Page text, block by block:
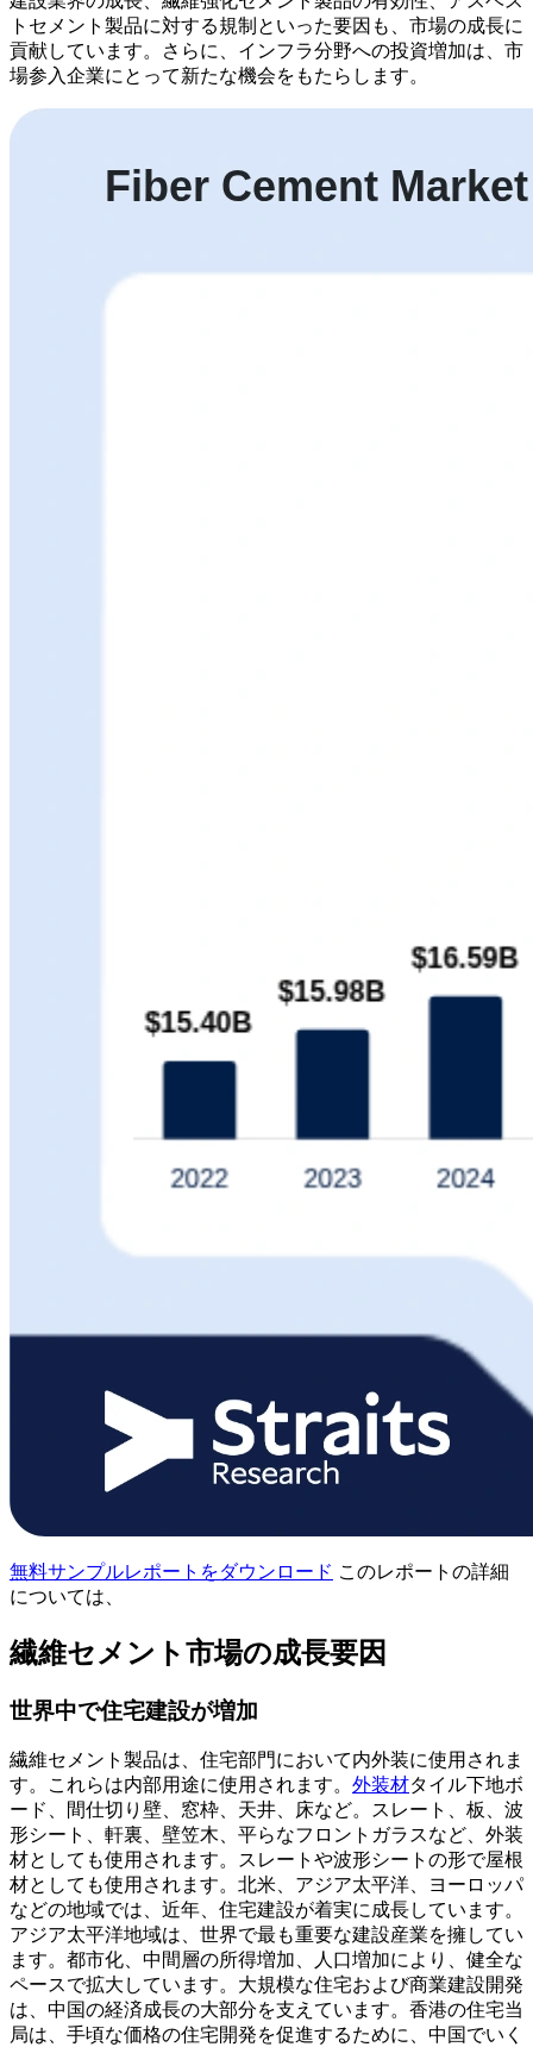
トセメント製品に対する規制といった要因も、市場の成長に
貢献しています。さらに、インフラ分野への投資増加は、市
場参入企業にとって新たな機会をもたらします。
無料サンプルレポートをダウンロード このレポートの詳細
については、
繊維セメント市場の成長要因
世界中で住宅建設が増加
繊維セメント製品は、住宅部門において内外装に使用されま
す。これらは内部用途に使用されます。 外装材タイル下地ボ
ード、間仕切り壁、窓枠、天井、床など。スレート、板、波
形シート、軒裏、壁笠木、平らなフロントガラスなど、外装
材としても使用されます。スレートや波形シートの形で屋根
材としても使用されます。北米、アジア太平洋、ヨーロッパ
などの地域では、近年、住宅建設が着実に成長しています。
アジア太平洋地域は、世界で最も重要な建設産業を擁してい
ます。都市化、中間層の所得増加、人口増加により、健全な
ペースで拡大しています。大規模な住宅および商業建設開発
は、中国の経済成長の大部分を支えています。香港の住宅当
局は、手頃な価格の住宅開発を促進するために、中国でいく